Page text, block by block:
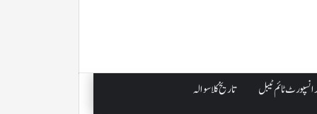
ٹائم ٹیبل تاریخ کلاسوالہ